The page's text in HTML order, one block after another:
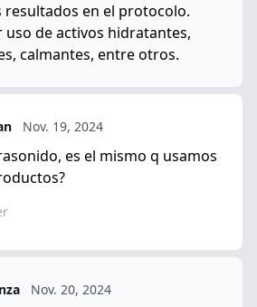
resultados en el protocolo.
uso de activos hidratantes,
calmantes, entre otros.
Nov. 19, 2024
es el mismo q usamos
Nov. 20, 2024